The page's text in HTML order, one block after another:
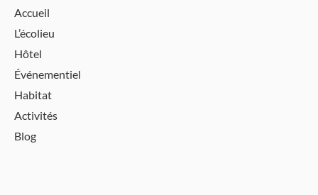
Accueil
L’écolieu
Hôtel
Événementiel
Habitat
Activités
Blog